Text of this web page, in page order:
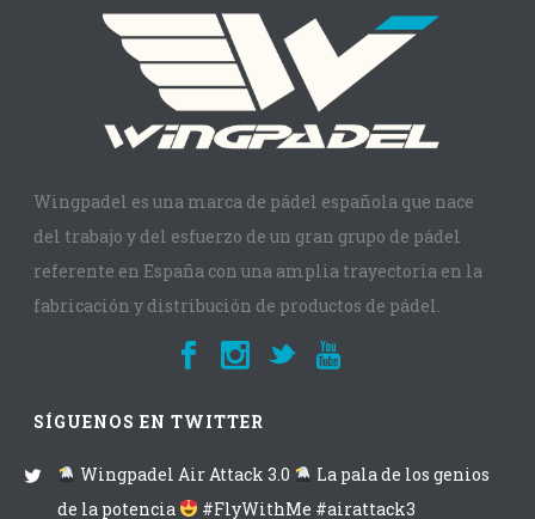
Wingpadel es una marca de pádel española que nace
del trabajo y del esfuerzo de un gran grupo de pádel
referente en España con una amplia trayectoria en la
fabricación y distribución de productos de pádel.
SÍGUENOS EN TWITTER
Wingpadel Air Attack 3.0
La pala de los genios
de la potencia
#FlyWithMe #airattack3